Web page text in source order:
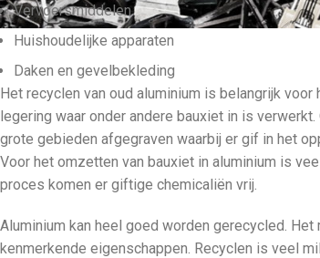
Vervoersmiddelen
Huishoudelijke apparaten
Daken en gevelbekleding
Het recyclen van oud aluminium is belangrijk voor
legering waar onder andere bauxiet in is
grote gebieden afgegraven waarbij er gif in het
Voor het omzetten van bauxiet in aluminium is
proces komen er giftige chemicaliën vrij.
Aluminium kan heel goed worden gerecycled. Het
kenmerkende eigenschappen. Recyclen is veel